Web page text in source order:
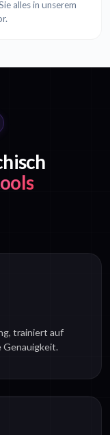
alles in unserem
trainiert auf
Genauigkeit.